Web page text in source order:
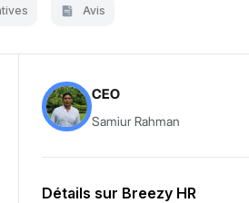
Avis
CEO
Samiur Rahman
Détails sur Breezy HR